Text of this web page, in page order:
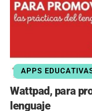
APPS
Wattpad, para
lenguaje